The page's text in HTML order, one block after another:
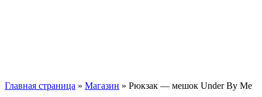
Главная страница » Магазин » Рюкзак — мешок Under By Me